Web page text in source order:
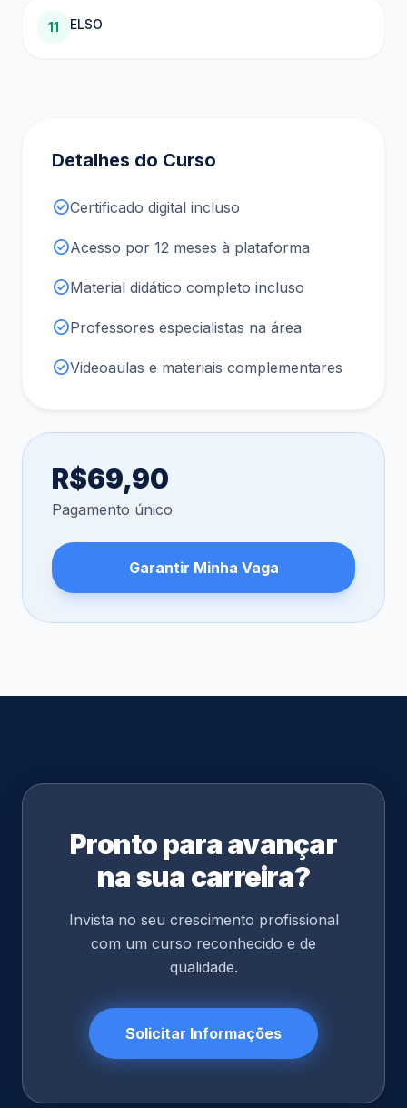
11 ELSO
Detalhes do Curso
check_circleCertificado digital incluso
check_circleAcesso por 12 meses à plataforma
check_circleMaterial didático completo incluso
check_circleProfessores especialistas na área
check_circleVideoaulas e materiais complementares
R$69,90
Pagamento único
Garantir Minha Vaga
Pronto para avançar
na sua carreira?
Invista no seu crescimento profissional
com um curso reconhecido e de
qualidade.
Solicitar Informações